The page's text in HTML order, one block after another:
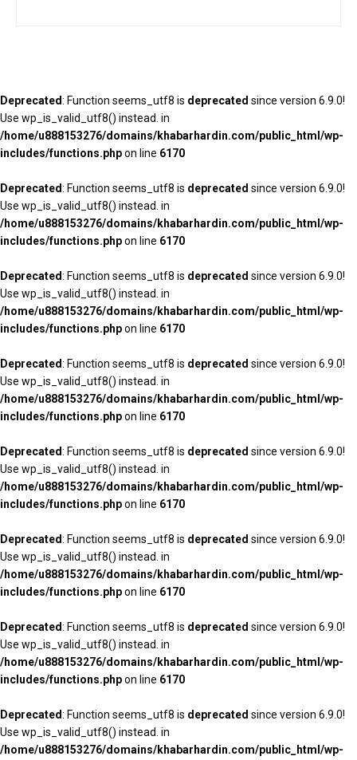
Deprecated: Function seems_utf8 is deprecated since version 6.9.0!
Use wp_is_valid_utf8() instead. in
/home/u888153276/domains/khabarhardin.com/public_html/wp-
includes/functions.phpon line 6170
Deprecated: Function seems_utf8 is deprecated since version 6.9.0!
Use wp_is_valid_utf8() instead. in
/home/u888153276/domains/khabarhardin.com/public_html/wp-
includes/functions.phpon line 6170
Deprecated: Function seems_utf8 is deprecated since version 6.9.0!
Use wp_is_valid_utf8() instead. in
/home/u888153276/domains/khabarhardin.com/public_html/wp-
includes/functions.phpon line 6170
Deprecated: Function seems_utf8 is deprecated since version 6.9.0!
Use wp_is_valid_utf8() instead. in
/home/u888153276/domains/khabarhardin.com/public_html/wp-
includes/functions.phpon line 6170
Deprecated: Function seems_utf8 is deprecated since version 6.9.0!
Use wp_is_valid_utf8() instead. in
/home/u888153276/domains/khabarhardin.com/public_html/wp-
includes/functions.phpon line 6170
Deprecated: Function seems_utf8 is deprecated since version 6.9.0!
Use wp_is_valid_utf8() instead. in
/home/u888153276/domains/khabarhardin.com/public_html/wp-
includes/functions.phpon line 6170
Deprecated: Function seems_utf8 is deprecated since version 6.9.0!
Use wp_is_valid_utf8() instead. in
/home/u888153276/domains/khabarhardin.com/public_html/wp-
includes/functions.phpon line 6170
Deprecated: Function seems_utf8 is deprecated since version 6.9.0!
Use wp_is_valid_utf8() instead. in
/home/u888153276/domains/khabarhardin.com/public_html/wp-